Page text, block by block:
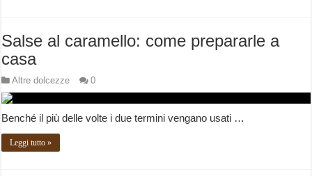
Salse al caramello: come prepararle a
casa
Altre dolcezze 0
Benché il più delle volte i due termini vengano usati …
Leggi tutto »